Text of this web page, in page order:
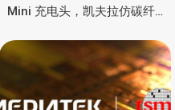
Mini 充电头，凯夫拉仿碳纤
功率